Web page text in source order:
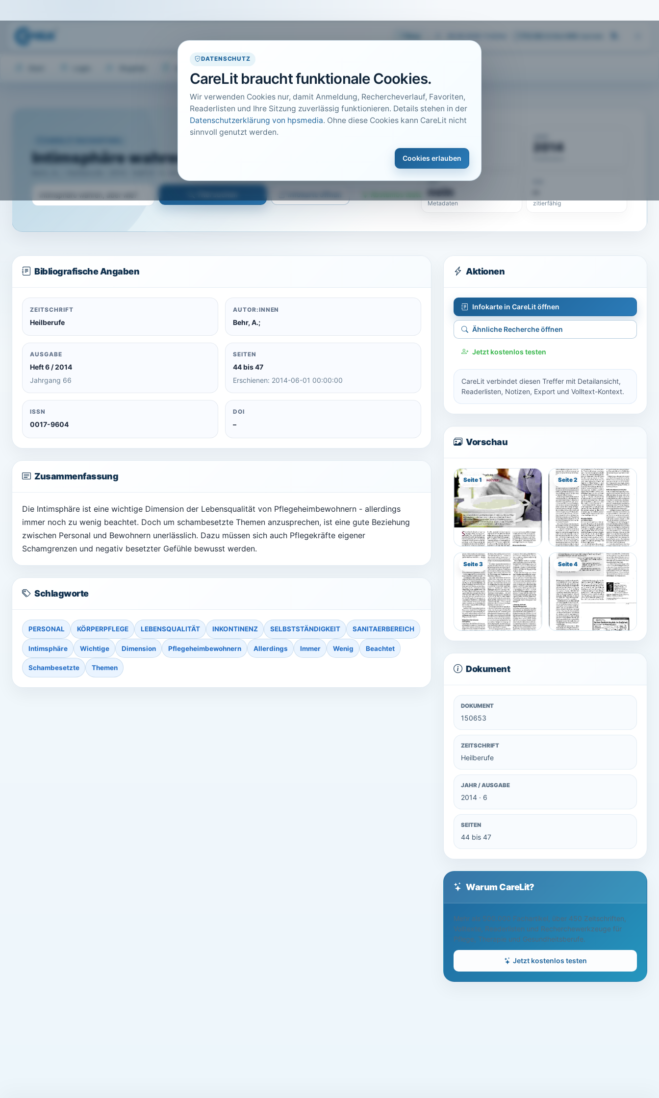
DATENSCHUTZ
CareLit braucht funktionale Cookies.
Wir verwenden Cookies nur, damit Anmeldung, Rechercheverlauf, Favoriten,
Readerlisten und Ihre Sitzung zuverlässig funktionieren. Details stehen in der
Datenschutzerklärung von hpsmedia. Ohne diese Cookies kann CareLit nicht
sinnvoll genutzt werden.
Cookies erlauben
Intimsphäre wahren, aber wie?
Behr, A.; · Heilberufe · 2014 · Heft 6 · S. 44 bis 47
150653
CareLit-ID
2014
PDF
nein
Metadaten zitierfähig
Bibliografische Angaben
ZEITSCHRIFT
Heilberufe
AUTOR:INNEN
Behr, A.;
AUSGABE
Heft 6 / 2014
Jahrgang 66
SEITEN
44 bis 47
Erschienen: 2014-06-01 00:00:00
ISSN
0017-9604
DOI
–
Zusammenfassung
Die Intimsphäre ist eine wichtige Dimension der Lebensqualität von Pflegeheimbewohnern - allerdings
immer noch zu wenig beachtet. Doch um schambesetzte Themen anzusprechen, ist eine gute Beziehung
zwischen Personal und Bewohnern unerlässlich. Dazu müssen sich auch Pflegekräfte eigener
Schamgrenzen und negativ besetzter Gefühle bewusst werden.
Schlagworte
PERSONAL KÖRPERPFLEGE LEBENSQUALITÄT INKONTINENZ SELBSTSTÄNDIGKEIT SANITAERBEREICH
Intimsphäre Wichtige Dimension Pflegeheimbewohnern Allerdings Immer Wenig Beachtet
Schambesetzte Themen
Aktionen
Infokarte in CareLit öffnen
Ähnliche Recherche öffnen
Jetzt kostenlos testen
CareLit verbindet diesen Treffer mit Detailansicht,
Readerlisten, Notizen, Export und Volltext-Kontext.
Vorschau
Seite 1 Seite 2
Seite 3 Seite 4
Dokument
DOKUMENT
150653
ZEITSCHRIFT
Heilberufe
JAHR / AUSGABE
2014 · 6
SEITEN
44 bis 47
Warum CareLit?
Mehr als 500.000 Fachartikel, über 450 Zeitschriften,
Volltexte, Readerlisten und Recherchewerkzeuge für
Pflege, Therapie und Gesundheitsberufe.
Jetzt kostenlos testen